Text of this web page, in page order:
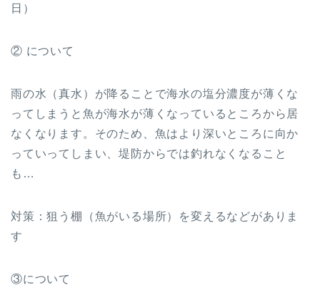
日）
② について
雨の水（真水）が降ることで海水の塩分濃度が薄くな
ってしまうと魚が海水が薄くなっているところから居
なくなります。そのため、魚はより深いところに向か
っていってしまい、堤防からでは釣れなくなること
も…
対策：狙う棚（魚がいる場所）を変えるなどがありま
す
③について